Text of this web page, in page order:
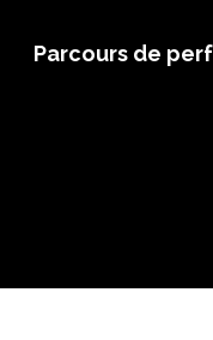
Parcours de